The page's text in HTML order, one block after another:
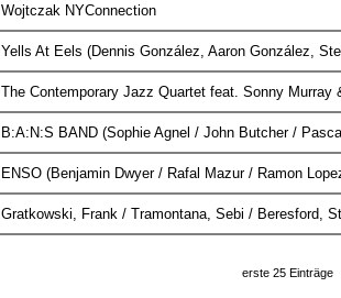
Wojtczak NYConnection
Yells At Eels (Dennis González, Aaron González,
The Contemporary Jazz Quartet feat. Sonny
B:A:N:S BAND (Sophie Agnel / John Butcher /
ENSO (Benjamin Dwyer / Rafal Mazur / Ramon
Gratkowski, Frank / Tramontana, Sebi / Beresford,
erste 25 Einträge